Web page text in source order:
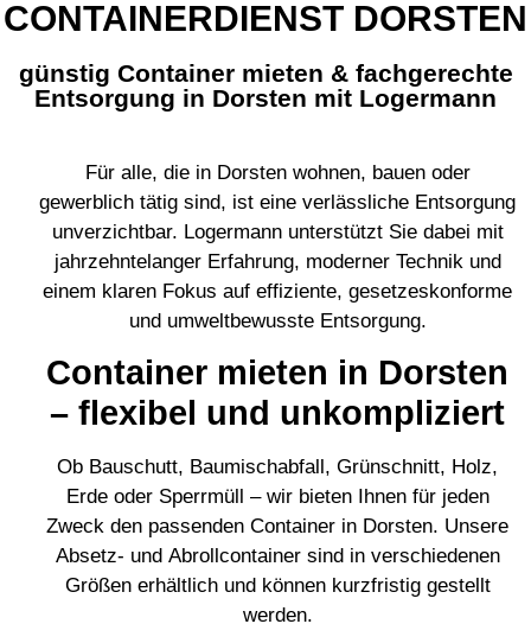
CONTAINERDIENST DORSTEN
günstig Container mieten & fachgerechte
Entsorgung in Dorsten mit Logermann
Für alle, die in Dorsten wohnen, bauen oder
gewerblich tätig sind, ist eine verlässliche Entsorgung
unverzichtbar. Logermannunterstützt Sie dabei mit
jahrzehntelanger Erfahrung, moderner Technik und
einem klaren Fokus auf effiziente, gesetzeskonforme
und umweltbewusste Entsorgung.
Container mieten in Dorsten
– flexibel und unkompliziert
Ob Bauschutt, Baumischabfall, Grünschnitt, Holz,
Erde oder Sperrmüll – wir bieten Ihnen für jeden
Zweck den passenden Container in Dorsten. Unsere
Absetz- und Abrollcontainer sind in verschiedenen
Größen erhältlich und können kurzfristig gestellt
werden.